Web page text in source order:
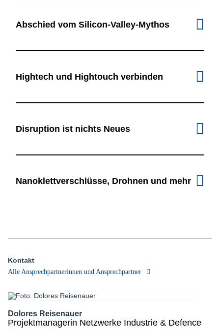
Abschied vom Silicon-Valley-Mythos
Hightech und Hightouch verbinden
Disruption ist nichts Neues
Nanoklettverschlüsse, Drohnen und mehr
Kontakt
Alle Ansprechpartnerinnen und Ansprechpartner
Dolores Reisenauer
Projektmanagerin Netzwerke Industrie & Defence